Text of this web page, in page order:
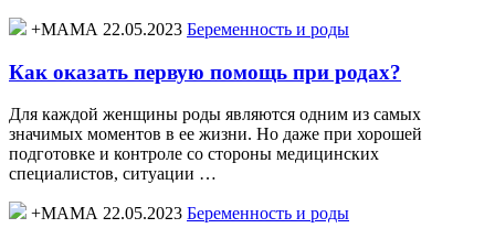
+МАМА 22.05.2023 Беременность и роды
Как оказать первую помощь при родах?
Для каждой женщины роды являются одним из самых
значимых моментов в ее жизни. Но даже при хорошей
подготовке и контроле со стороны медицинских
специалистов, ситуации …
+МАМА 22.05.2023 Беременность и роды